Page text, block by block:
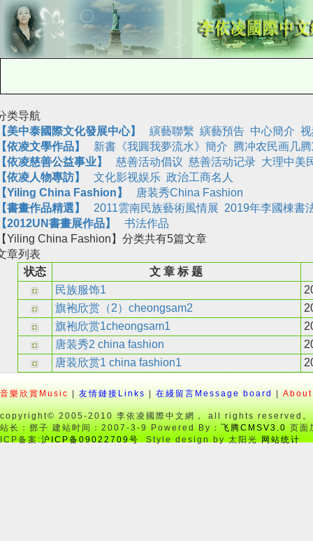
类导航
美中泰國際文化發展中心】
縯藝聯繫 縯藝預告 中心簡介
依凌文學作品】
新書《我圓我夢流水》簡介
腾冲农民画几
依凌慈善公益事业】
慈善活动倡议 慈善活动记录 大理中美
依凌人物專訪】
文化影视娱乐 政治工商名人
Yiling China Fashion 】
唐装秀China Fashion
書畫作品精選】
2011雲南民族藝術風情展 2019年李國棟書
2012UN書畫展作品】
书法作品
Yiling China Fashion】 分类共有5篇文章
章列表
状态
文 章 标 题
民族服饰1
旗袍欣赏（2）cheongsam2
旗袍欣赏1cheongsam1
唐装秀2 china fashion
唐装欣赏1 china fashion1
音樂欣賞Music 友情鏈接Links 在綫留言Message board
copyright© 2005-2010 李依凌國際中文網， all rights reserved。
站长：鄧子 建站时间：2007-3-9 Powered By：飞腾CMSV3.0页面
ICP备案:沪ICP备09022709号 Style design by 太阳光 网站统计